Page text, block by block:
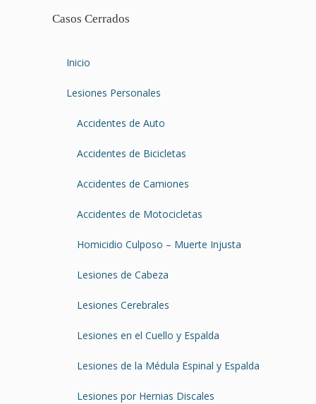
Casos Cerrados
Inicio
Lesiones Personales
Accidentes de Auto
Accidentes de Bicicletas
Accidentes de Camiones
Accidentes de Motocicletas
Homicidio Culposo – Muerte Injusta
Lesiones de Cabeza
Lesiones Cerebrales
Lesiones en el Cuello y Espalda
Lesiones de la Médula Espinal y Espalda
Lesiones por Hernias Discales